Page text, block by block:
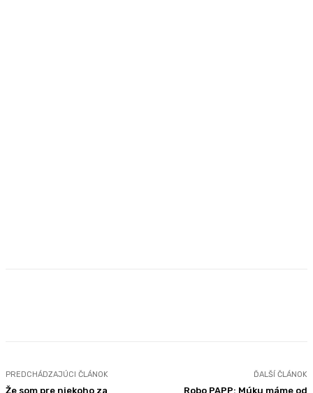
PREDCHÁDZAJÚCI ČLÁNOK
Že som pre niekoho za
ĎALŠÍ ČLÁNOK
Robo PAPP: Múku máme od